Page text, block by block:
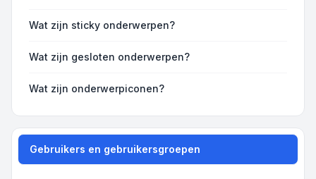
Wat zijn sticky onderwerpen?
Wat zijn gesloten onderwerpen?
Wat zijn onderwerpiconen?
Gebruikers en gebruikersgroepen